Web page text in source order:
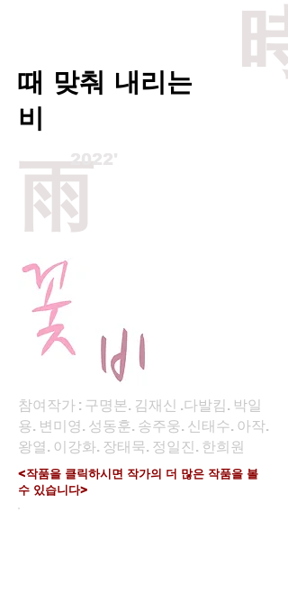
​때 맞춰 내리는
비
時
雨2022'
참여작가 : 구명본. 김재신 .다발킴. 박일
용. 변미영. 성동훈. 송주웅. 신태수. 아작.
왕열. 이강화. 장태묵. 정일진. 한희원
<작품을 클릭하시면 작가의 더 많은 작품을 볼
수 있습니다>